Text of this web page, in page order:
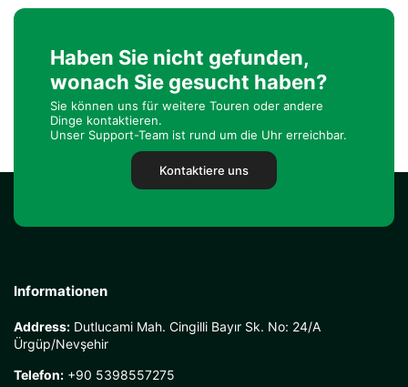
Haben Sie nicht gefunden,
wonach Sie gesucht haben?
Sie können uns für weitere Touren oder andere
Dinge kontaktieren.
Unser Support-Team ist rund um die Uhr erreichbar.
Kontaktiere uns
Informationen
Address: Dutlucami Mah. Cingilli Bayır Sk. No: 24/A
Ürgüp/Nevşehir
Telefon: +90 5398557275